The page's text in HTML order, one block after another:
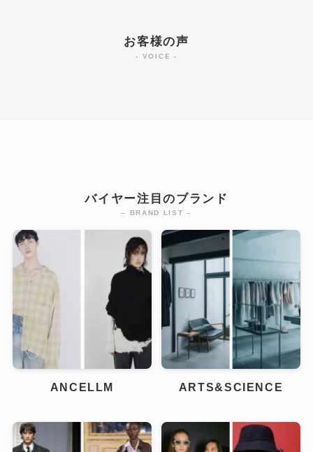
お客様の声
- VOICE -
バイヤー注目のブランド
– BRAND LIST –
ANCELLM ARTS&SCIENCE